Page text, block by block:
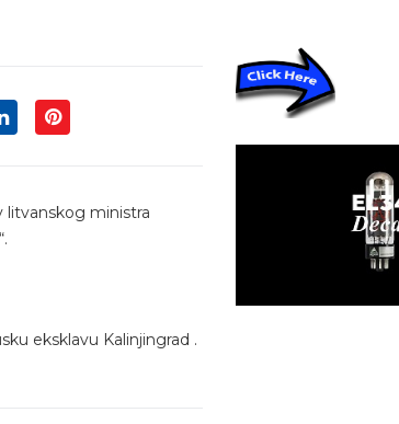
litvanskog ministra
eksklavu Kalinjingrad .